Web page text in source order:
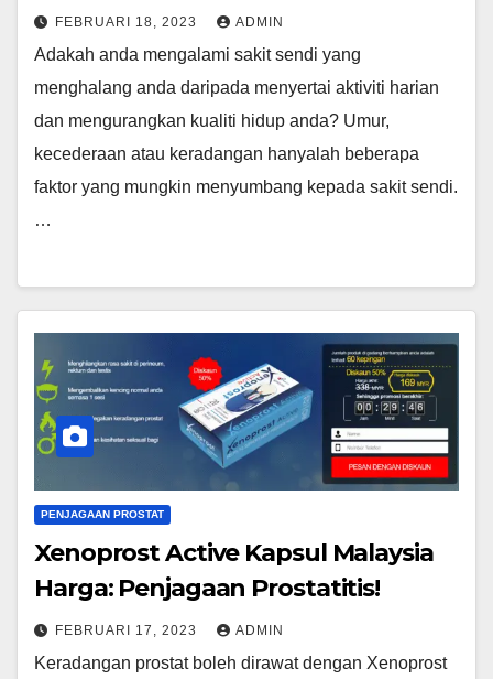
FEBRUARI 18, 2023 ADMIN
Adakah anda mengalami sakit sendi yang
menghalang anda daripada menyertai aktiviti harian
dan mengurangkan kualiti hidup anda? Umur,
kecederaan atau keradangan hanyalah beberapa
faktor yang mungkin menyumbang kepada sakit sendi.
…
PENJAGAAN PROSTAT
Xenoprost Active Kapsul Malaysia
Harga: Penjagaan Prostatitis!
FEBRUARI 17, 2023 ADMIN
Keradangan prostat boleh dirawat dengan Xenoprost